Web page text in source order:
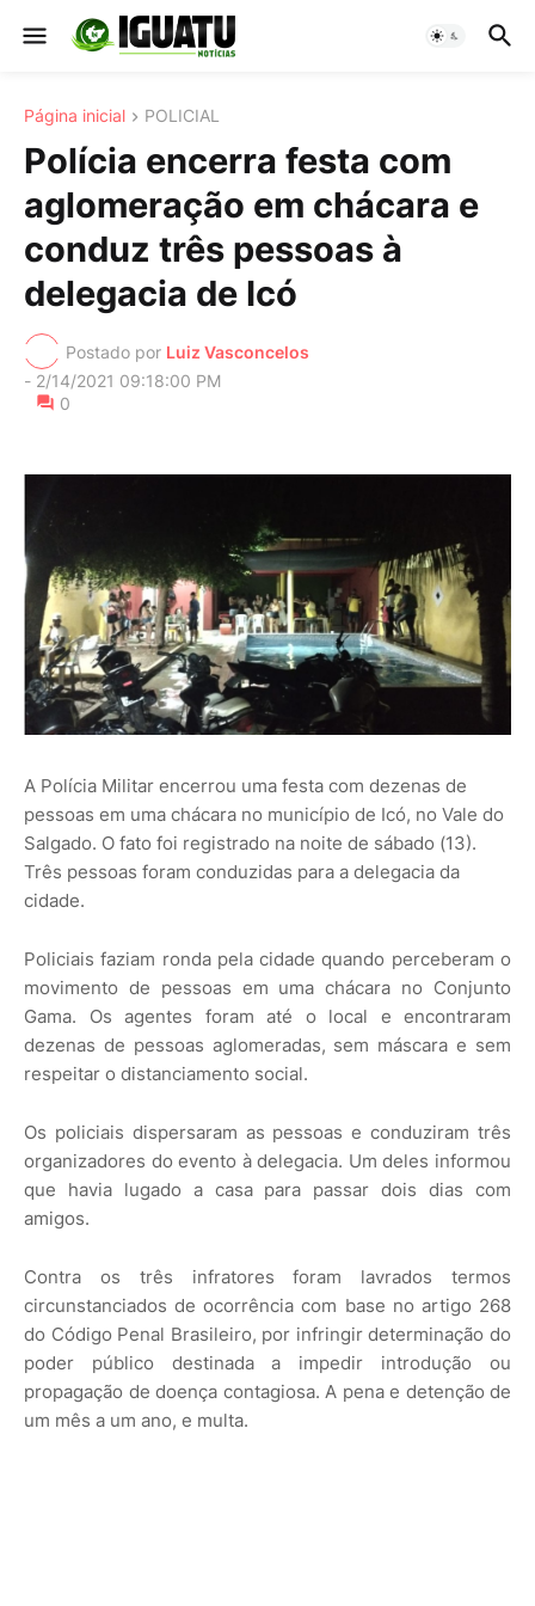
Página inicial POLICIAL
Polícia encerra festa com
aglomeração em chácara e
conduz três pessoas à
delegacia de Icó
Postado por Luiz Vasconcelos
- 2/14/2021 09:18:00 PM
0
A Polícia Militar encerrou uma festa com dezenas de
pessoas em uma chácara no município de Icó, no Vale do
Salgado. O fato foi registrado na noite de sábado (13).
Três pessoas foram conduzidas para a delegacia da
cidade.
Policiais faziam ronda pela cidade quando perceberam o
movimento de pessoas em uma chácara no Conjunto
Gama. Os agentes foram até o local e encontraram
dezenas de pessoas aglomeradas, sem máscara e sem
respeitar o distanciamento social.
Os policiais dispersaram as pessoas e conduziram três
organizadores do evento à delegacia. Um deles informou
que havia lugado a casa para passar dois dias com
amigos.
Contra os três infratores foram lavrados termos
circunstanciados de ocorrência com base no artigo 268
do Código Penal Brasileiro, por infringir determinação do
poder público destinada a impedir introdução ou
propagação de doença contagiosa. A pena e detenção de
um mês a um ano, e multa.